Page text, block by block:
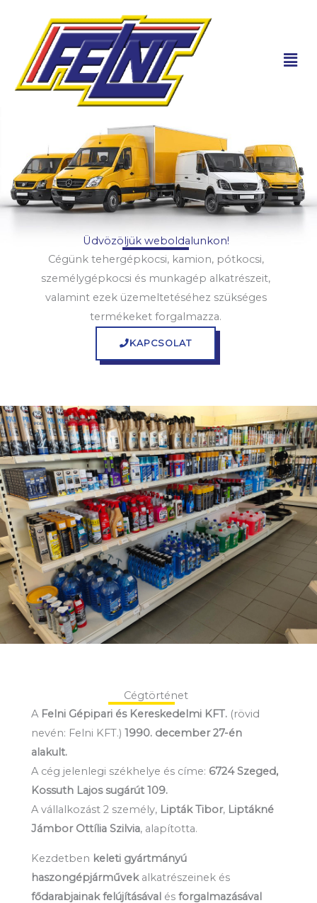
content
Üdvözöljük weboldalunkon!
Cégünk tehergépkocsi, kamion, pótkocsi,
személygépkocsi és munkagép alkatrészeit,
valamint ezek üzemeltetéséhez szükséges
termékeket forgalmazza.
KAPCSOLAT
Cégtörténet
A Felni Gépipari és Kereskedelmi KFT. (rövid
nevén: Felni KFT.) 1990. december 27-én
alakult.
A cég jelenlegi székhelye és címe: 6724 Szeged,
Kossuth Lajos sugárút 109.
A vállalkozást 2 személy, Lipták Tibor, Liptákné
Jámbor Ottília Szilvia, alapította.
Kezdetben keleti gyártmányú
haszongépjárművekalkatrészeinek és
fődarabjainak felújításával és forgalmazásával